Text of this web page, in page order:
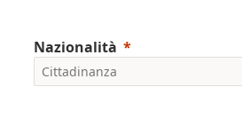
Nazionalità